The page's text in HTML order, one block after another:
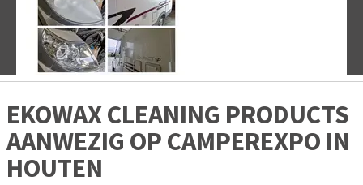
Vorige
EKOWAX CLEANING PRODUCTS
AANWEZIG OP CAMPEREXPO IN
HOUTEN